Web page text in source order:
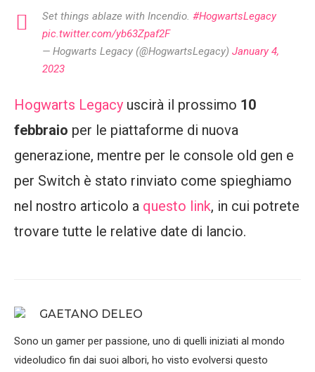
Set things ablaze with Incendio. #HogwartsLegacy
pic.twitter.com/yb63Zpaf2F
— Hogwarts Legacy (@HogwartsLegacy) January 4,
2023
Hogwarts Legacy uscirà il prossimo 10
febbraio per le piattaforme di nuova
generazione, mentre per le console old gen e
per Switch è stato rinviato come spieghiamo
nel nostro articolo a questo link, in cui potrete
trovare tutte le relative date di lancio.
GAETANO DELEO
Sono un gamer per passione, uno di quelli iniziati al mondo
videoludico fin dai suoi albori, ho visto evolversi questo